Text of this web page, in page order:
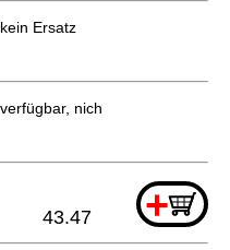
Ersatz
nicht bestellbar
+
43.47